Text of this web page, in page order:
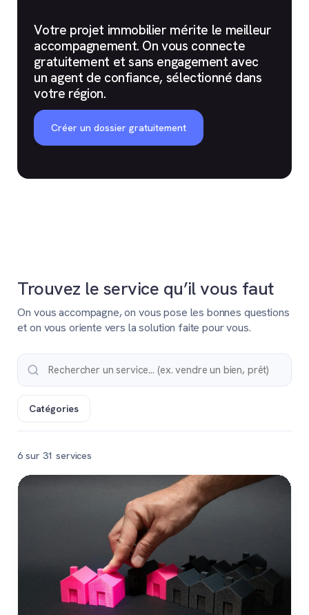
Votre projet immobilier mérite le meilleur
accompagnement. On vous connecte
gratuitement et sans engagement avec
un agent de confiance, sélectionné dans
votre région.
Créer un dossier gratuitement
Trouvez le service qu’il vous faut
On vous accompagne, on vous pose les bonnes questions
et on vous oriente vers la solution faite pour vous.
Catégories
6 sur 31 services
Populaire